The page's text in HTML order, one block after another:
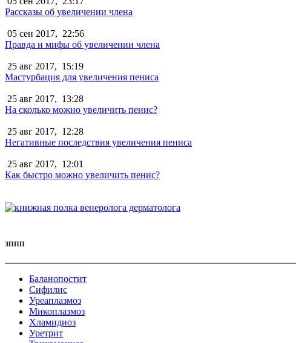
Рассказы об увеличении члена
05 сен 2017, 22:56
Правда и мифы об увеличении члена
25 авг 2017, 15:19
Мастурбация для увеличения пениса
25 авг 2017, 13:28
На сколько можно увеличить пенис?
25 авг 2017, 12:28
Негативные последствия увеличения пениса
25 авг 2017, 12:01
Как быстро можно увеличить пенис?
ЗППП
Баланопостит
Сифилис
Уреаплазмоз
Микоплазмоз
Хламидиоз
Уретрит